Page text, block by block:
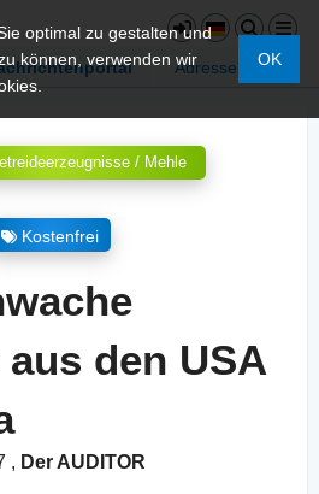
Adressen
optimal zu gestalten und
können, verwenden wir
OK
/ Mehle
Kostenfrei
den USA
, Der AUDITOR